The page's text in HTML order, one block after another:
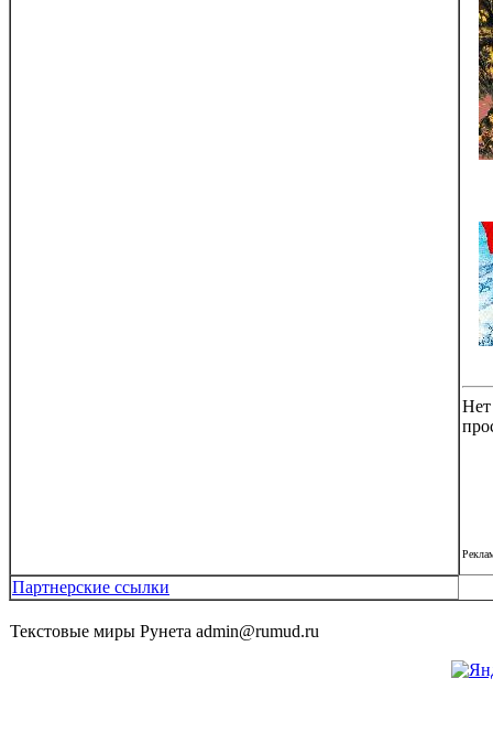
Нет
Партнерские ссылки
Текстовые миры Рунета admin@rumud.ru